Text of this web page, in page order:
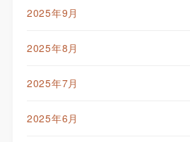
2025年9月
2025年8月
2025年7月
2025年6月